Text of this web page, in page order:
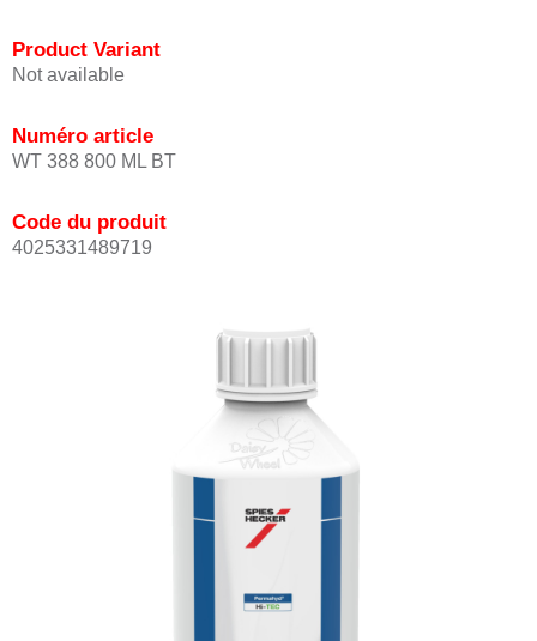
Product Variant
Not available
Numéro article
WT 388 800 ML BT
Code du produit
4025331489719